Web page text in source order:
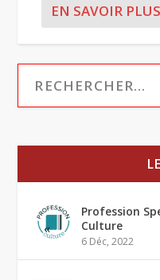
EN SAVOIR PLUS
Profession
Culture
6 Déc, 2022